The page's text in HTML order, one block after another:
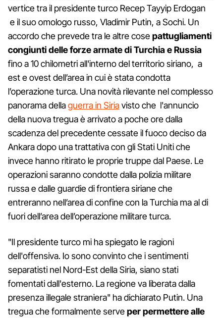
vertice tra il presidente turco Recep Tayyip Erdogan
e il suo omologo russo, Vladimir Putin, a Sochi. Un
accordo che prevede tra le altre cosepattugliamenti
congiunti delle forze armate di Turchia e Russia
fino a 10 chilometri all'interno del territorio siriano, a
est e ovest dell’area in cui è stata condotta
l’operazione turca. Una novità rilevante nel complesso
panorama dellaguerra in Siriavisto che l'annuncio
della nuova tregua è arrivato a poche ore dalla
scadenza del precedente cessate il fuoco deciso da
Ankara dopo una trattativa con gli Stati Uniti che
invece hanno ritirato le proprie truppe dal Paese. Le
operazioni saranno condotte dalla polizia militare
russa e dalle guardie di frontiera siriane che
entreranno nell’area di confine con la Turchia ma al di
fuori dell’area dell’operazione militare turca.
"Il presidente turco mi ha spiegato le ragioni
dell'offensiva. Io sono convinto che i sentimenti
separatisti nel Nord-Est della Siria, siano stati
fomentati dall'esterno. La regione va liberata dalla
presenza illegale straniera" ha dichiarato Putin. Una
tregua che formalmente serveper permettere alle